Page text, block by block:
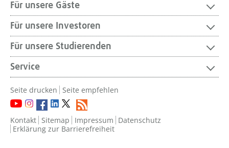
Für unsere Gäste
Für unsere Investoren
Für unsere Studierenden
Service
Seite drucken Seite empfehlen
Kontakt Sitemap Impressum Datenschutz
Erklärung zur Barrierefreiheit